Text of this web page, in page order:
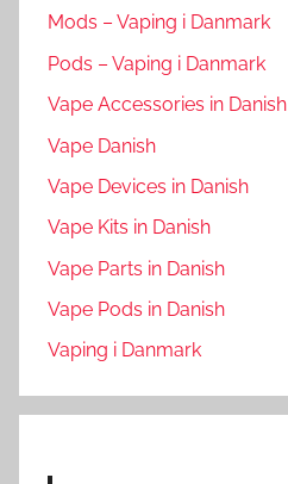
Mods – Vaping i Danmark
Pods – Vaping i Danmark
Vape Accessories in Danish
Vape Danish
Vape Devices in Danish
Vape Kits in Danish
Vape Parts in Danish
Vape Pods in Danish
Vaping i Danmark